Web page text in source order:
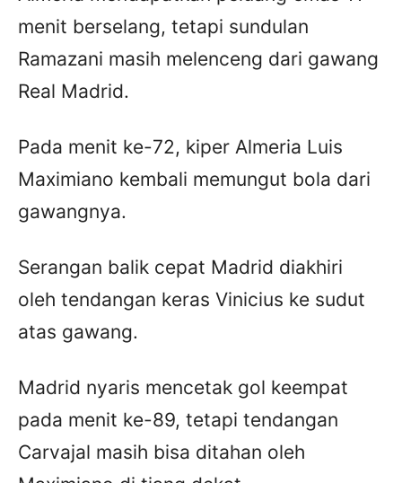
menit berselang, tetapi sundulan
Ramazani masih melenceng dari gawang
Real Madrid.
Pada menit ke-72, kiper Almeria Luis
Maximiano kembali memungut bola dari
gawangnya.
Serangan balik cepat Madrid diakhiri
oleh tendangan keras Vinicius ke sudut
atas gawang.
Madrid nyaris mencetak gol keempat
pada menit ke-89, tetapi tendangan
Carvajal masih bisa ditahan oleh